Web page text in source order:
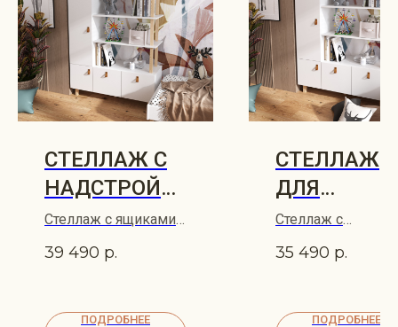
СТЕЛЛАЖ С
НАДСТРОЙК
ОЙ
Стеллаж с ящиками
39 490 р.
ПОДРОБНЕЕ
СТЕЛЛАЖ
ДЛЯ
ДЕТСКОЙ
HITTA
Стеллаж с
HITTA 120х42
35 490 р.
ПОДРОБНЕЕ